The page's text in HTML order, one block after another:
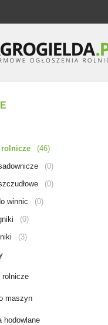
(46)
(0)
(0)
winnic
(0)
(0)
(3)
rolnicze
maszyn
hodowlane